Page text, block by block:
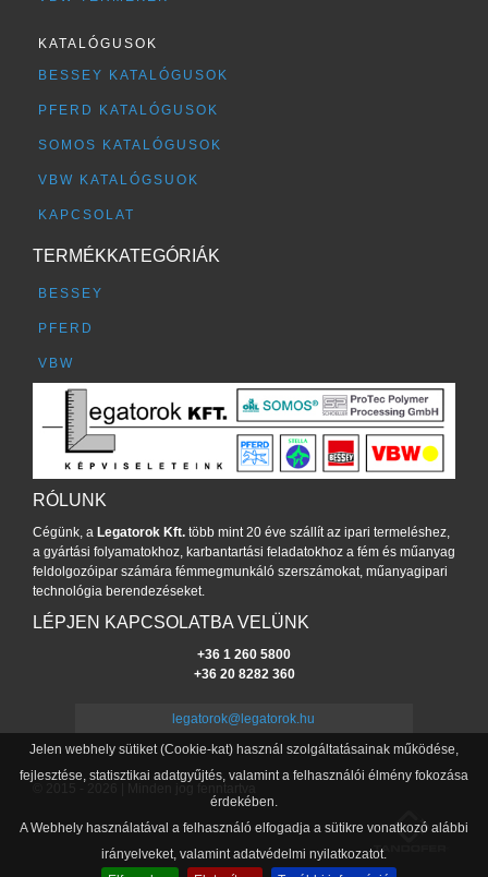
KATALÓGUSOK
BESSEY KATALÓGUSOK
PFERD KATALÓGUSOK
SOMOS KATALÓGUSOK
VBW KATALÓGSUOK
KAPCSOLAT
TERMÉKKATEGÓRIÁK
BESSEY
PFERD
VBW
RÓLUNK
Cégünk, a Legatorok Kft. több mint 20 éve szállít az ipari termeléshez,
a gyártási folyamatokhoz, karbantartási feladatokhoz a fém és műanyag
feldolgozóipar számára fémmegmunkáló szerszámokat, műanyagipari
technológia berendezéseket.
LÉPJEN KAPCSOLATBA VELÜNK
+36 1 260 5800
+36 20 8282 360
legatorok@legatorok.hu
Jelen webhely sütiket (Cookie-kat) használ szolgáltatásainak működése,
fejlesztése, statisztikai adatgyűjtés, valamint a felhasználói élmény fokozása
érdekében.
A Webhely használatával a felhasználó elfogadja a sütikre vonatkozó alábbi
irányelveket, valamint adatvédelmi nyilatkozatot.